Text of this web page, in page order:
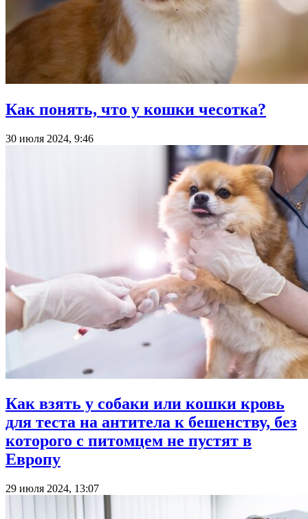
Как понять, что у кошки чесотка?
30 июля 2024, 9:46
Как взять у собаки или кошки кровь
для теста на антитела к бешенству, без
которого с питомцем не пустят в
Европу
29 июля 2024, 13:07